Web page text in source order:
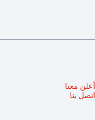
أعلن معنا
اتصل بنا